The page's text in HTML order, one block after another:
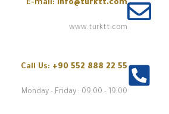
E-mail: info@turktt.com
www.turktt.com
Call Us: +90 552 888 22 55
Monday - Friday : 09:00 - 19:00